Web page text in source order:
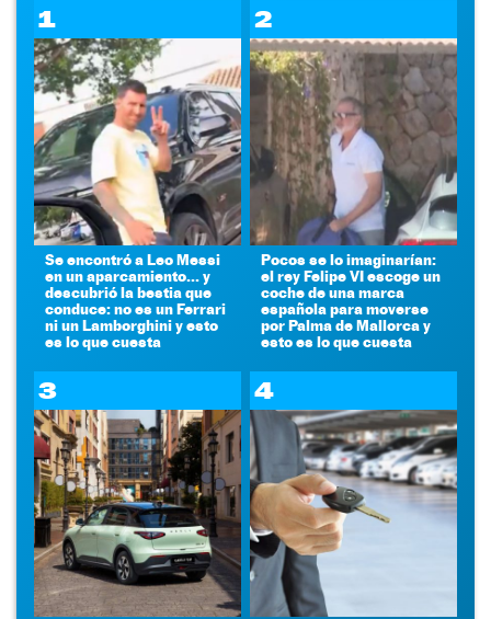
1
Se encontró a Leo Messi
en un aparcamiento... y
descubrió la bestia que
conduce: no es un Ferrari
ni un Lamborghini y esto
es lo que cuesta
2
Pocos se lo imaginarían:
el rey Felipe VI escoge un
coche de una marca
española para moverse
por Palma de Mallorca y
esto es lo que cuesta
3 4